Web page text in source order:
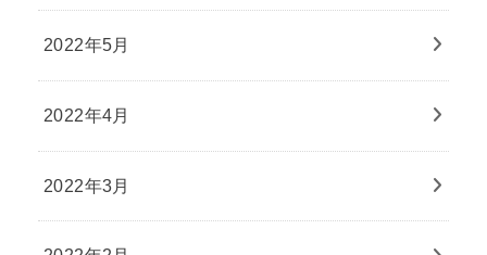
2022年5月
2022年4月
2022年3月